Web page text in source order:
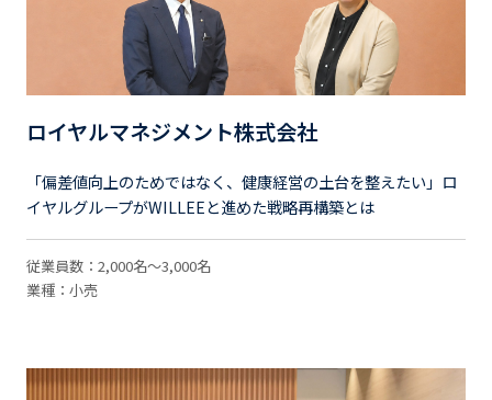
ロイヤルマネジメント株式会社
「偏差値向上のためではなく、健康経営の土台を整えたい」ロ
イヤルグループがWILLEEと進めた戦略再構築とは
従業員数：2,000名～3,000名
業種：小売